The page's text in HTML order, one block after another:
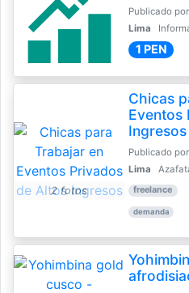
Publicado por
Lima
1 PEN
2 fotos
Chicas
Eventos
Ingresos
Publicado por
Lima
freelance
demanda